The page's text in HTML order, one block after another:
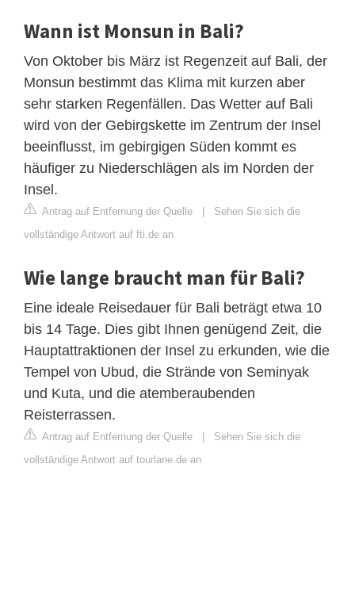
Wann ist Monsun in Bali?
Von Oktober bis März ist Regenzeit auf Bali, der
Monsun bestimmt das Klima mit kurzen aber
sehr starken Regenfällen. Das Wetter auf Bali
wird von der Gebirgskette im Zentrum der Insel
beeinflusst, im gebirgigen Süden kommt es
häufiger zu Niederschlägen als im Norden der
Insel.
Antrag auf Entfernung der Quelle | Sehen Sie sich die
vollständige Antwort auf fti.de an
Wie lange braucht man für Bali?
Eine ideale Reisedauer für Bali beträgt etwa 10
bis 14 Tage. Dies gibt Ihnen genügend Zeit, die
Hauptattraktionen der Insel zu erkunden, wie die
Tempel von Ubud, die Strände von Seminyak
und Kuta, und die atemberaubenden
Reisterrassen.
Antrag auf Entfernung der Quelle | Sehen Sie sich die
vollständige Antwort auf tourlane.de an